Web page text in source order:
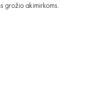
grožio akimirkoms.